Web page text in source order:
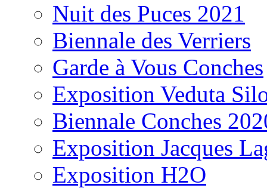
Nuit des Puces 2021
Biennale des Verriers
Garde à Vous Conches
Exposition Veduta
Biennale Conches
Exposition Jacques
Exposition H2O